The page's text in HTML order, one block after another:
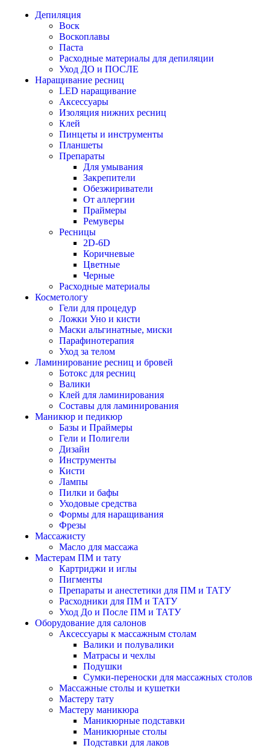
Депиляция
Воск
Воскоплавы
Паста
Расходные материалы для депиляции
Уход ДО и ПОСЛЕ
Наращивание ресниц
LED наращивание
Аксессуары
Изоляция нижних ресниц
Клей
Пинцеты и инструменты
Планшеты
Препараты
Для умывания
Закрепители
Обезжириватели
От аллергии
Праймеры
Ремуверы
Ресницы
2D-6D
Коричневые
Цветные
Черные
Расходные материалы
Косметологу
Гели для процедур
Ложки Уно и кисти
Маски альгинатные, миски
Парафинотерапия
Уход за телом
Ламинирование ресниц и бровей
Ботокс для ресниц
Валики
Клей для ламинирования
Составы для ламинирования
Маникюр и педикюр
Базы и Праймеры
Гели и Полигели
Дизайн
Инструменты
Кисти
Лампы
Пилки и бафы
Уходовые средства
Формы для наращивания
Фрезы
Массажисту
Масло для массажа
Мастерам ПМ и тату
Картриджи и иглы
Пигменты
Препараты и анестетики для ПМ и ТАТУ
Расходники для ПМ и ТАТУ
Уход До и После ПМ и ТАТУ
Оборудование для салонов
Аксессуары к массажным столам
Валики и полувалики
Матрасы и чехлы
Подушки
Сумки-переноски для массажных столов
Массажные столы и кушетки
Мастеру тату
Мастеру маникюра
Маникюрные подставки
Маникюрные столы
Подставки для лаков